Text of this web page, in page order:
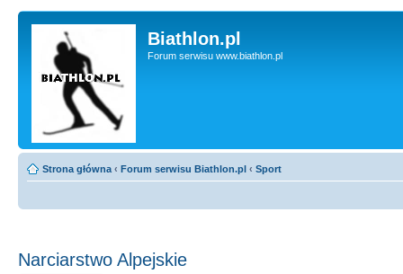
Biathlon.pl
Forum serwisu www.biathlon.pl
Strona główna ‹ Forum serwisu Biathlon.pl ‹ Sport
Narciarstwo Alpejskie